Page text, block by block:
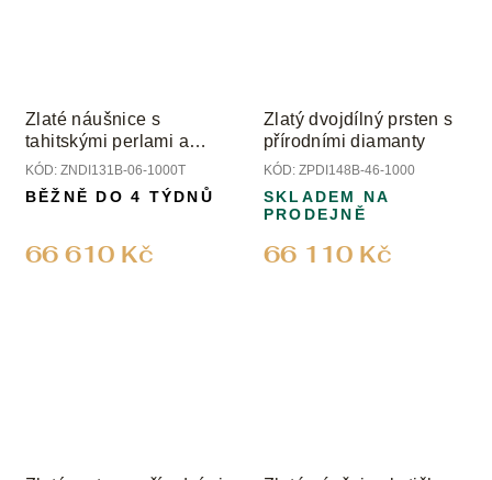
Zlaté náušnice s
tahitskými perlami a
diamanty
KÓD: ZNDI131B-06-1000T
66 610 Kč
BĚŽNĚ DO 4 TÝDNŮ
Zlatý dvojdílný prsten s
přírodními diamanty
KÓD: ZPDI148B-46-1000
66 110 Kč
SKLADEM NA
PRODEJNĚ